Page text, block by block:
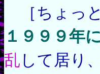
［ちょっと
１９９９年
乱 して居り